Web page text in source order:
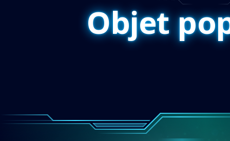
Objet